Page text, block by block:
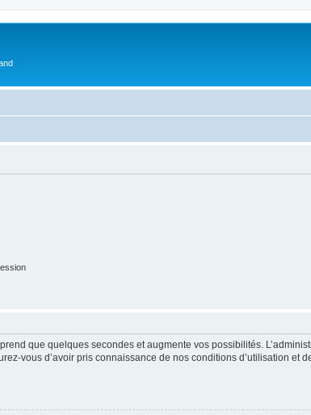
que quelques secondes et augmente vos possibilités.
vous d’avoir pris connaissance de nos conditions d’utilisation et